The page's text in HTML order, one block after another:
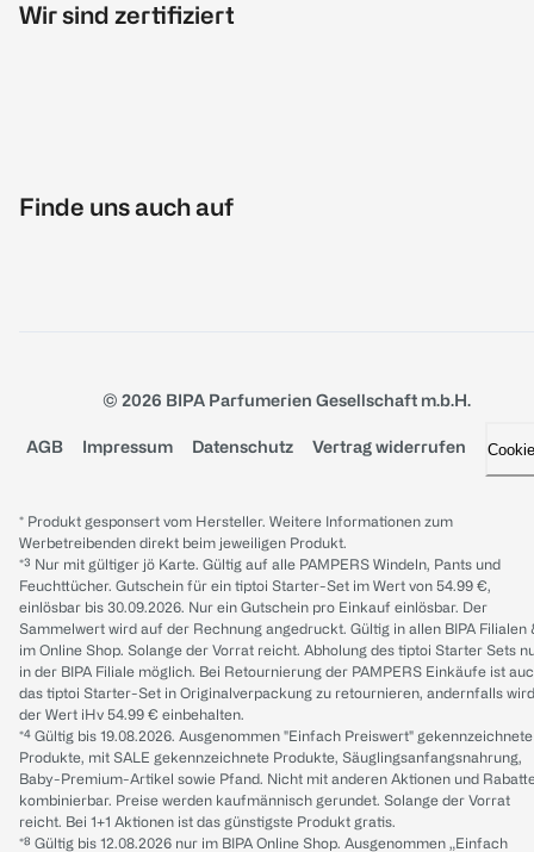
Wir sind zertifiziert
Finde uns auch auf
© 2026 BIPA Parfumerien Gesellschaft m.b.H.
AGB Impressum Datenschutz Vertrag widerrufen
* Produkt gesponsert vom Hersteller. Weitere Informationen zum
Werbetreibenden direkt beim jeweiligen Produkt.
*³ Nur mit gültiger jö Karte. Gültig auf alle PAMPERS Windeln, Pants und
Feuchttücher. Gutschein für ein tiptoi Starter-Set im Wert von 54.99 €,
einlösbar bis 30.09.2026. Nur ein Gutschein pro Einkauf einlösbar. Der
Sammelwert wird auf der Rechnung angedruckt. Gültig in allen BIPA Filialen
im Online Shop. Solange der Vorrat reicht. Abholung des tiptoi Starter Sets
in der BIPA Filiale möglich. Bei Retournierung der PAMPERS Einkäufe ist
das tiptoi Starter-Set in Originalverpackung zu retournieren, andernfalls wird
der Wert iHv 54.99 € einbehalten.
*⁴ Gültig bis 19.08.2026. Ausgenommen "Einfach Preiswert" gekennzeichnete
Produkte, mit SALE gekennzeichnete Produkte, Säuglingsanfangsnahrung,
Baby-Premium-Artikel sowie Pfand. Nicht mit anderen Aktionen und
kombinierbar. Preise werden kaufmännisch gerundet. Solange der Vorrat
reicht. Bei 1+1 Aktionen ist das günstigste Produkt gratis.
*⁸ Gültig bis 12.08.2026 nur im BIPA Online Shop. Ausgenommen „Einfach